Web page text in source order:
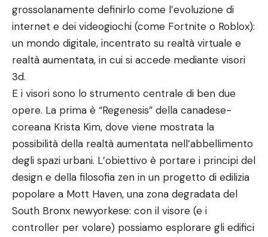
grossolanamente definirlo come l’evoluzione di
internet e dei videogiochi (come Fortnite o Roblox):
un mondo digitale, incentrato su realtà virtuale e
realtà aumentata, in cui si accede mediante visori
3d.
E i visori sono lo strumento centrale di ben due
opere. La prima è “Regenesis” della canadese-
coreana Krista Kim, dove viene mostrata la
possibilità della realtà aumentata nell’abbellimento
degli spazi urbani. L’obiettivo è portare i principi del
design e della filosofia zen in un progetto di edilizia
popolare a Mott Haven, una zona degradata del
South Bronx newyorkese: con il visore (e i
controller per volare) possiamo esplorare gli edifici